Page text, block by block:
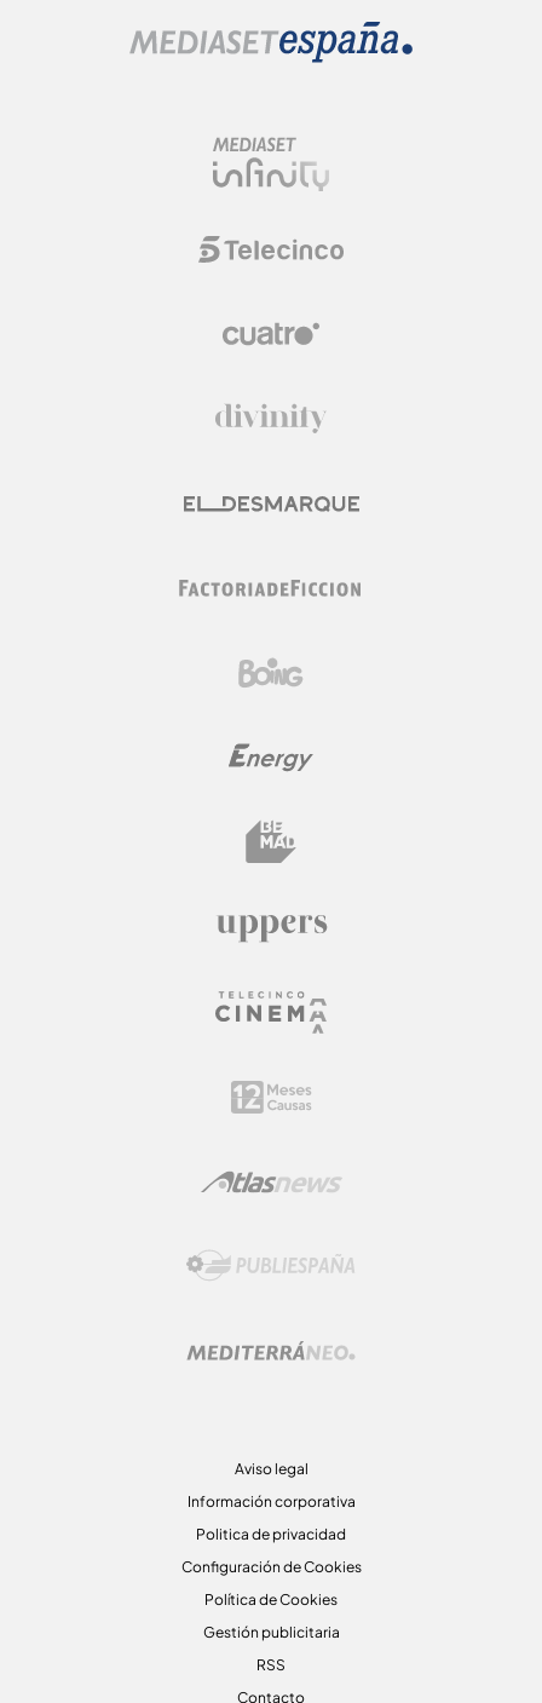
Aviso legal
Información corporativa
Politica de privacidad
Configuración de Cookies
Política de Cookies
Gestión publicitaria
RSS
Contacto